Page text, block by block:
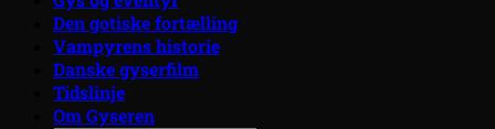
Den gotiske fortælling
Vampyrens historie
Danske gyserfilm
Tidslinje
Om Gyseren